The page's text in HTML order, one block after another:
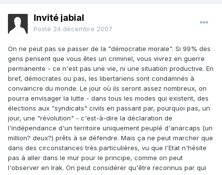
Invité jabial
Posté 24 décembre 2007
On ne peut pas se passer de la "démocratie morale". Si 99% des
gens pensent que vous êtes un criminel, vous vivrez en guerre
permanente - ce n'est pas une vie, ni une situation productive. En
bref, démocrates ou pas, les libertariens sont condamnés à
convaincre du monde. Le jour où ils seront assez nombreux, on
pourra envisager la lutte - dans tous les modes qui existent, des
élections aux "syndicats" civils en passant par, pourquoi pas, un
jour, une "révolution" - c'est-à-dire la déclaration de
l'indépendance d'un territoire uniquement peuplé d'anarcaps (un
million? deux?) prêts à se défendre. Mais ça ne peut marcher que
dans des circonstances très particulières, vu que l'Etat n'hésite
pas à aller dans le mur pour le principe, comme on peut
l'observer en Irak. On peut considérer qu'être reconnus par qui